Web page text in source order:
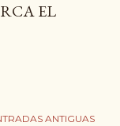
EL
ANTIGUAS